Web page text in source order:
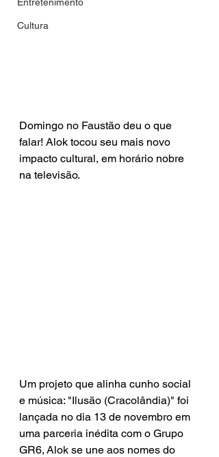
Cultura
Domingo no Faustão deu o que
falar! Alok tocou seu mais novo
impacto cultural, em horário nobre
na televisão.
Um projeto que alinha cunho social
e música: "Ilusão (Cracolândia)" foi
lançada no dia 13 de novembro em
uma parceria inédita com o Grupo
GR6, Alok se une aos nomes do